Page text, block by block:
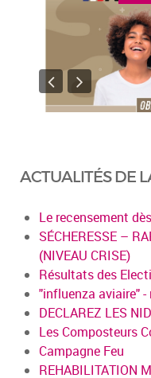
ACTUALITÉS DE
Le recensement
SÉCHERESSE –
(NIVEAU CRISE)
Résultats des
"influenza aviaire" -
DECLAREZ LES
Les Composteurs
Campagne Feu
REHABILITATION